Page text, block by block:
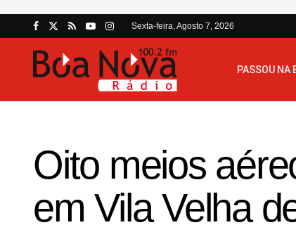
Sexta-feira, Agosto 7, 2026
PASSOU NA
Oito meios
em Vila Velha